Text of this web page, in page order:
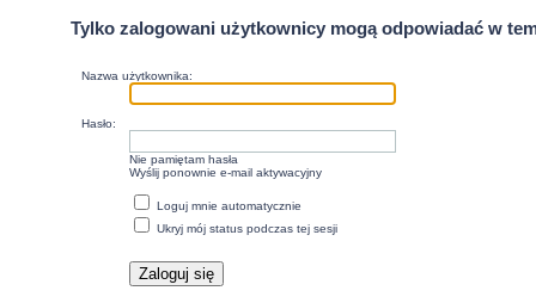
Tylko zalogowani użytkownicy mogą odpowiadać w
Nazwa użytkownika:
Hasło:
Nie pamiętam hasła
Wyślij ponownie e-mail aktywacyjny
Loguj mnie automatycznie
Ukryj mój status podczas tej sesji